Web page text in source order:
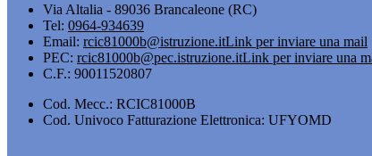
Via Altalia - 89036 Brancaleone (RC)
Tel: 0964-934639
Email: rcic81000b@istruzione.itLink per inviare una mail
PEC: rcic81000b@pec.istruzione.itLink per inviare una
C.F.: 90011520807
Cod. Mecc.: RCIC81000B
Cod. Univoco Fatturazione Elettronica: UFYOMD